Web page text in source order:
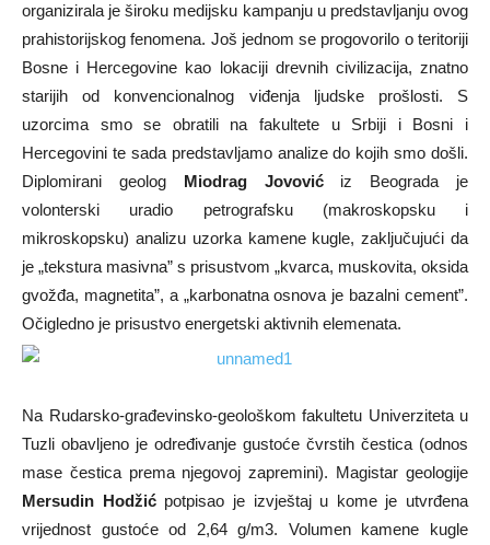
organizirala je široku medijsku kampanju u predstavljanju ovog
prahistorijskog fenomena. Još jednom se progovorilo o teritoriji
Bosne i Hercegovine kao lokaciji drevnih civilizacija, znatno
starijih od konvencionalnog viđenja ljudske prošlosti. S
uzorcima smo se obratili na fakultete u Srbiji i Bosni i
Hercegovini te sada predstavljamo analize do kojih smo došli.
Diplomirani geolog Miodrag Jovovićiz Beograda je
volonterski uradio petrografsku (makroskopsku i
mikroskopsku) analizu uzorka kamene kugle, zaključujući da
je „tekstura masivna” s prisustvom „kvarca, muskovita, oksida
gvožđa, magnetita”, a „karbonatna osnova je bazalni cement”.
Očigledno je prisustvo energetski aktivnih elemenata.
Na Rudarsko-građevinsko-geološkom fakultetu Univerziteta u
Tuzli obavljeno je određivanje gustoće čvrstih čestica (odnos
mase čestica prema njegovoj zapremini). Magistar geologije
Mersudin Hodžićpotpisao je izvještaj u kome je utvrđena
vrijednost gustoće od 2,64 g/m3. Volumen kamene kugle